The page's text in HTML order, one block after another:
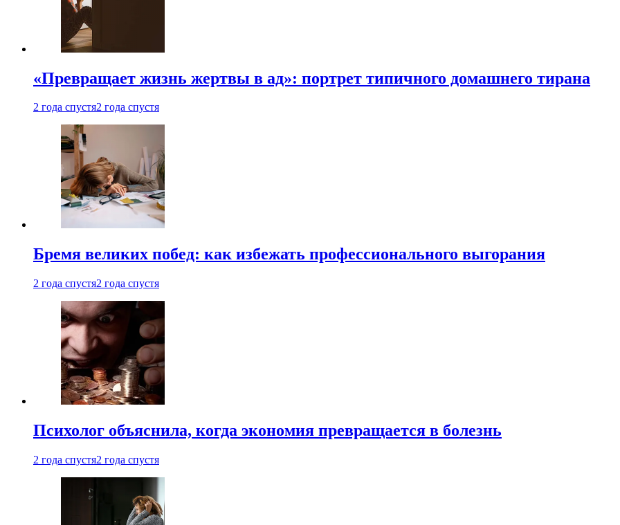
«Превращает жизнь жертвы в ад»: портрет типичного домашнего тирана
2 года спустя2 года спустя
Бремя великих побед: как избежать профессионального выгорания
2 года спустя2 года спустя
Психолог объяснила, когда экономия превращается в болезнь
2 года спустя2 года спустя